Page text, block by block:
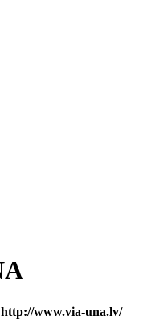
http://www.via-una.lv/